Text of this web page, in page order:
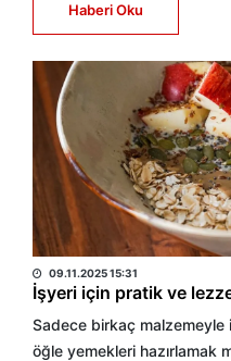
Haberi Oku
HABER MERKEZİ
09.11.2025 15:31
İşyeri için pratik ve
Sadece birkaç
öğle yemekleri hazırlamak